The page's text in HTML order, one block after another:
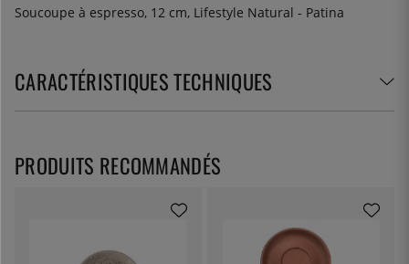
Soucoupe à espresso, 12 cm, Lifestyle Natural - Patina
CARACTÉRISTIQUES TECHNIQUES
PRODUITS RECOMMANDÉS